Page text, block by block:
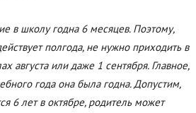
в школу годна 6 месяцев. Поэтому,
полгода, не нужно приходить в
августа или даже 1 сентября. Главное,
года она была годна. Допустим,
6 лет в октябре, родитель может